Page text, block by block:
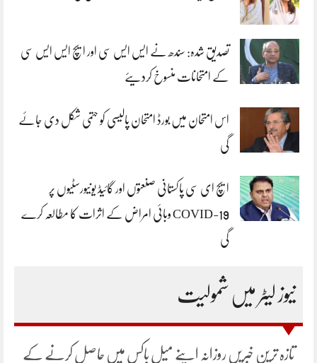
تصدیق شدہ: سندھ نے ایس ایس سی اور ایچ ایس ایس سی
کے امتحانات منسوخ کردیئے
اس امتحان میں بورڈ امتحان پالیسی کو حتمی شکل دی جائے
گی
ایچ ای سی پاکستانی صنعتوں اور گائیڈ یونیورسٹیوں پر
COVID-19 وبائی امراض کے اثرات کا مطالعہ کرے
گی
نیوز لیٹر میں شمولیت
تازہ ترین خبریں روزانہ اپنے میل باکس میں حاصل کرنے کے